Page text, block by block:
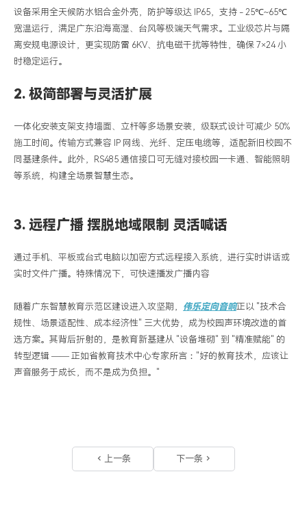
设备采用全天候防水铝合金外壳，防护等级达 IP65，支持 - 25℃~65℃
宽温运行，满足广东沿海高湿、台风等极端天气需求。工业级芯片与隔
离安规电源设计，更实现防雷 6KV、抗电磁干扰等特性，确保 7×24 小
时稳定运行。
2. 极简部署与灵活扩展
一体化安装支架支持墙面、立杆等多场景安装，级联式设计可减少 50%
施工时间。传输方式兼容 IP 网线、光纤、定压电缆等，适配新旧校园不
同基建条件。此外，RS485 通信接口可无缝对接校园一卡通、智能照明
等系统，构建全场景智慧生态。
3. 远程广播 摆脱地域限制 灵活喊话
通过手机、平板或台式电脑以加密方式远程接入系统，进行实时讲话或
实时文件广播。特殊情况下，可快速播发广播内容
随着广东智慧教育示范区建设进入攻坚期， 伟乐定向音响正以 "技术合
规性、场景适配性、成本经济性" 三大优势，成为校园声环境改造的首
选方案。其背后折射的，是教育新基建从 "设备堆砌" 到 "精准赋能" 的
转型逻辑 —— 正如省教育技术中心专家所言："好的教育技术，应该让
声音服务于成长，而不是成为负担。"
上一条 下一条